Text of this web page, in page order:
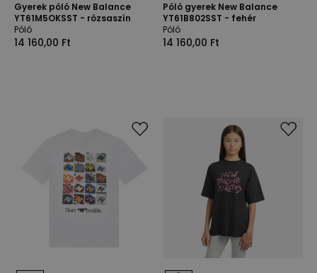
Gyerek póló New Balance
YT61M5OKSST - rózsaszín
Póló
14 160,00 Ft
Póló gyerek New Balance
YT61B802SST - fehér
Póló
14 160,00 Ft